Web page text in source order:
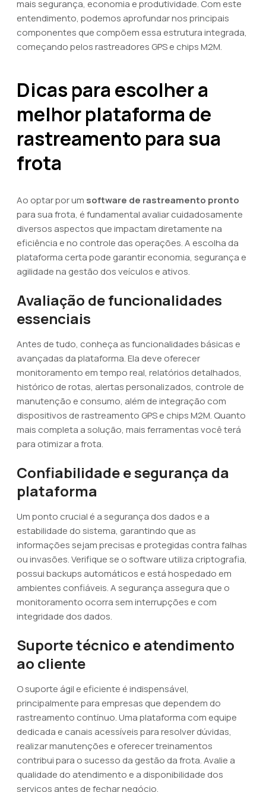
mais segurança, economia e produtividade. Com este
entendimento, podemos aprofundar nos principais
componentes que compõem essa estrutura integrada,
começando pelos rastreadores GPS e chips M2M.
Dicas para escolher a
melhor plataforma de
rastreamento para sua
frota
Ao optar por um software de rastreamento pronto
para sua frota, é fundamental avaliar cuidadosamente
diversos aspectos que impactam diretamente na
eficiência e no controle das operações. A escolha da
plataforma certa pode garantir economia, segurança e
agilidade na gestão dos veículos e ativos.
Avaliação de funcionalidades
essenciais
Antes de tudo, conheça as funcionalidades básicas e
avançadas da plataforma. Ela deve oferecer
monitoramento em tempo real, relatórios detalhados,
histórico de rotas, alertas personalizados, controle de
manutenção e consumo, além de integração com
dispositivos de rastreamento GPS e chips M2M. Quanto
mais completa a solução, mais ferramentas você terá
para otimizar a frota.
Confiabilidade e segurança da
plataforma
Um ponto crucial é a segurança dos dados e a
estabilidade do sistema, garantindo que as
informações sejam precisas e protegidas contra falhas
ou invasões. Verifique se o software utiliza criptografia,
possui backups automáticos e está hospedado em
ambientes confiáveis. A segurança assegura que o
monitoramento ocorra sem interrupções e com
integridade dos dados.
Suporte técnico e atendimento
ao cliente
O suporte ágil e eficiente é indispensável,
principalmente para empresas que dependem do
rastreamento contínuo. Uma plataforma com equipe
dedicada e canais acessíveis para resolver dúvidas,
realizar manutenções e oferecer treinamentos
contribui para o sucesso da gestão da frota. Avalie a
qualidade do atendimento e a disponibilidade dos
serviços antes de fechar negócio.